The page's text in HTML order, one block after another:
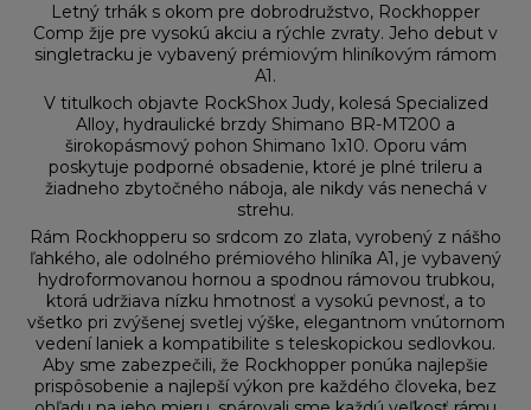
Letný trhák s okom pre dobrodružstvo, Rockhopper
Comp žije pre vysokú akciu a rýchle zvraty. Jeho debut v
singletracku je vybavený prémiovým hliníkovým rámom
A1.
V titulkoch objavte RockShox Judy, kolesá Specialized
Alloy, hydraulické brzdy Shimano BR-MT200 a
širokopásmový pohon Shimano 1x10. Oporu vám
poskytuje podporné obsadenie, ktoré je plné trileru a
žiadneho zbytočného náboja, ale nikdy vás nenechá v
strehu.
Rám Rockhopperu so srdcom zo zlata, vyrobený z nášho
ľahkého, ale odolného prémiového hliníka A1, je vybavený
hydroformovanou hornou a spodnou rámovou trubkou,
ktorá udržiava nízku hmotnosť a vysokú pevnosť, a to
všetko pri zvýšenej svetlej výške, elegantnom vnútornom
vedení laniek a kompatibilite s teleskopickou sedlovkou.
Aby sme zabezpečili, že Rockhopper ponúka najlepšie
prispôsobenie a najlepší výkon pre každého človeka, bez